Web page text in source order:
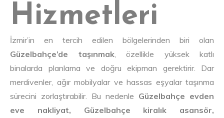
Hizmetleri
İzmir’in en tercih edilen bölgelerinden biri olan
Güzelbahçe’de taşınmak, özellikle yüksek katlı
binalarda planlama ve doğru ekipman gerektirir. Dar
merdivenler, ağır mobilyalar ve hassas eşyalar taşınma
sürecini zorlaştırabilir. Bu nedenle Güzelbahçe evden
eve nakliyat, Güzelbahçe kiralık asansör,